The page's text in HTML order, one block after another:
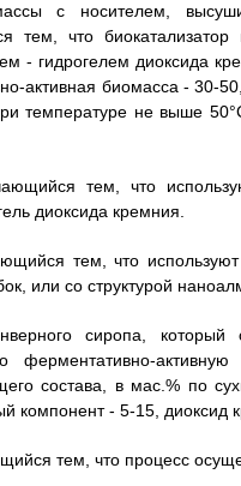
с носителем,
тем, что
- гидрогелем диоксида
активная биомасса - 30-
температуре не выше
тем, что
диоксида кремния.
тем, что
или со структурой
сиропа,
ферментативно-
состава, в мас.% по
компонент - 5-15, диоксид
тем, что процесс